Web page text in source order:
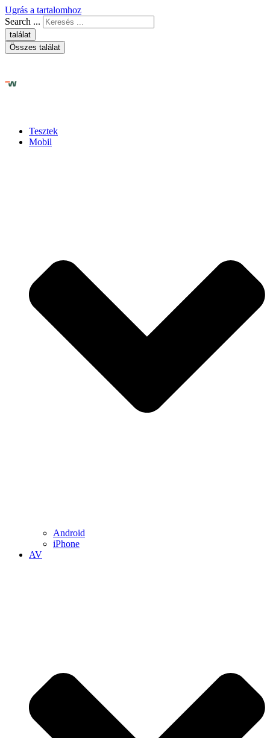
Ugrás a tartalomhoz
Search ...
találat
Összes találat
Tesztek
Mobil
Android
iPhone
AV